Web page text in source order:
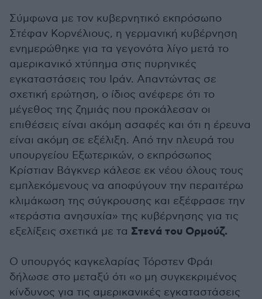
Σύμφωνα με τον κυβερνητικό εκπρόσωπο
Στέφαν Κορνέλιους, η γερμανική κυβέρνηση
ενημερώθηκε για τα γεγονότα λίγο μετά το
αμερικανικό χτύπημα στις πυρηνικές
εγκαταστάσεις του Ιράν. Απαντώντας σε
σχετική ερώτηση, ο ίδιος ανέφερε ότι το
μέγεθος της ζημιάς που προκάλεσαν οι
επιθέσεις είναι ακόμη ασαφές και ότι η έρευνα
είναι ακόμη σε εξέλιξη. Από την πλευρά του
υπουργείου Εξωτερικών, ο εκπρόσωπος
Κρίστιαν Βάγκνερ κάλεσε εκ νέου όλους τους
εμπλεκόμενους να αποφύγουν την περαιτέρω
κλιμάκωση της σύγκρουσης και εξέφρασε την
«τεράστια ανησυχία» της κυβέρνησης για τις
εξελίξεις σχετικά με τα Στενά του Ορμούζ.
Ο υπουργός καγκελαρίας Τόρστεν Φράι
δήλωσε στο μεταξύ ότι «ο μη συγκεκριμένος
κίνδυνος για τις αμερικανικές εγκαταστάσεις